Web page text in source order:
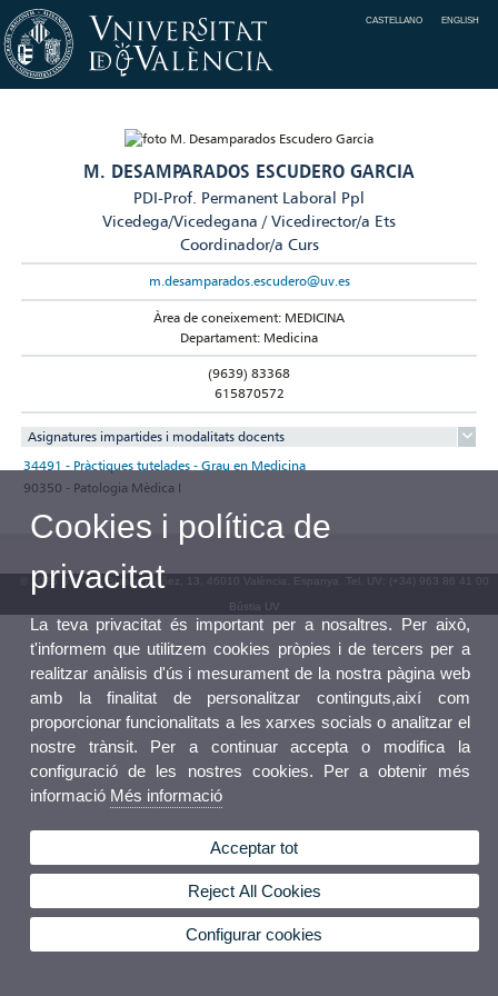
CASTELLANO ENGLISH
M. DESAMPARADOS ESCUDERO GARCIA
PDI-Prof. Permanent Laboral Ppl
Vicedega/Vicedegana / Vicedirector/a Ets
Coordinador/a Curs
m.desamparados.escudero@uv.es
Àrea de coneixement: MEDICINA
Departament: Medicina
(9639) 83368
615870572
Asignatures impartides i modalitats docents
34491 - Pràctiques tutelades - Grau en Medicina
90350 - Patologia Mèdica I
© 2026 UV. - Av. Blasco Ibáñez, 13. 46010 València. Espanya. Tel. UV: (+34) 963 86 41 00
Bústia UV
Cookies i política de
privacitat
La teva privacitat és important per a nosaltres. Per això,
t'informem que utilitzem cookies pròpies i de tercers per a
realitzar anàlisis d'ús i mesurament de la nostra pàgina web
amb la finalitat de personalitzar continguts,així com
proporcionar funcionalitats a les xarxes socials o analitzar el
nostre trànsit. Per a continuar accepta o modifica la
configuració de les nostres cookies. Per a obtenir més
informació Més informació
Acceptar tot
Reject All Cookies
Configurar cookies